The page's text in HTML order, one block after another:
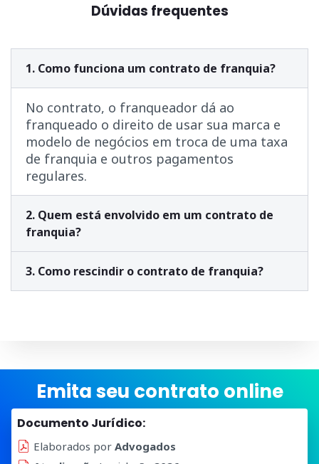
Dúvidas frequentes
1. Como funciona um contrato de franquia?
No contrato, o franqueador dá ao
franqueado o direito de usar sua marca e
modelo de negócios em troca de uma taxa
de franquia e outros pagamentos
regulares.
2. Quem está envolvido em um contrato de
franquia?
3. Como rescindir o contrato de franquia?
Emita seu contrato online
Documento Jurídico:
Elaborados por Advogados